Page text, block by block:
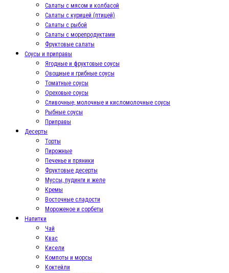
Салаты с мясом и колбасой
Салаты с курицей (птицей)
Салаты с рыбой
Салаты с морепродуктами
Фруктовые салаты
Соусы и приправы
Ягодные и фруктовые соусы
Овощные и грибные соусы
Томатные соусы
Ореховые соусы
Сливочные, молочные и кисломолочные соусы
Рыбные соусы
Приправы
Десерты
Торты
Пирожные
Печенье и пряники
Фруктовые десерты
Муссы, пудинги и желе
Кремы
Восточные сладости
Мороженое и сорбеты
Напитки
Чай
Квас
Кисели
Компоты и морсы
Коктейли